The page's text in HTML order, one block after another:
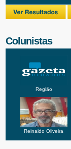
Colunistas
Região
Reinaldo Oliveira